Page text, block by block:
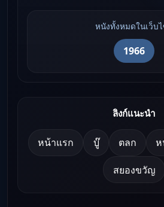
หนังทั้งหมดในเว็บ
1966
ลิงก์แนะนำ
หน้าแรก บู๊ ตลก ห
สยองขวัญ